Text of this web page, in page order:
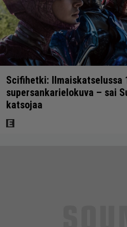
Scifihetki: Ilmaiskatselussa
supersankarielokuva – sai
katsojaa